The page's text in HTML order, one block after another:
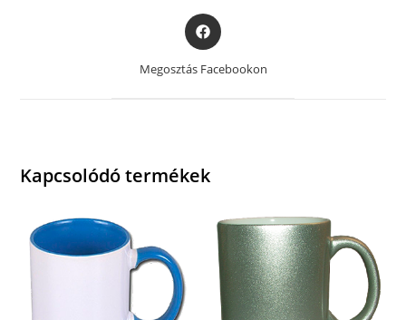
Opens
in
new
Megosztás Facebookon
Kapcsolódó termékek